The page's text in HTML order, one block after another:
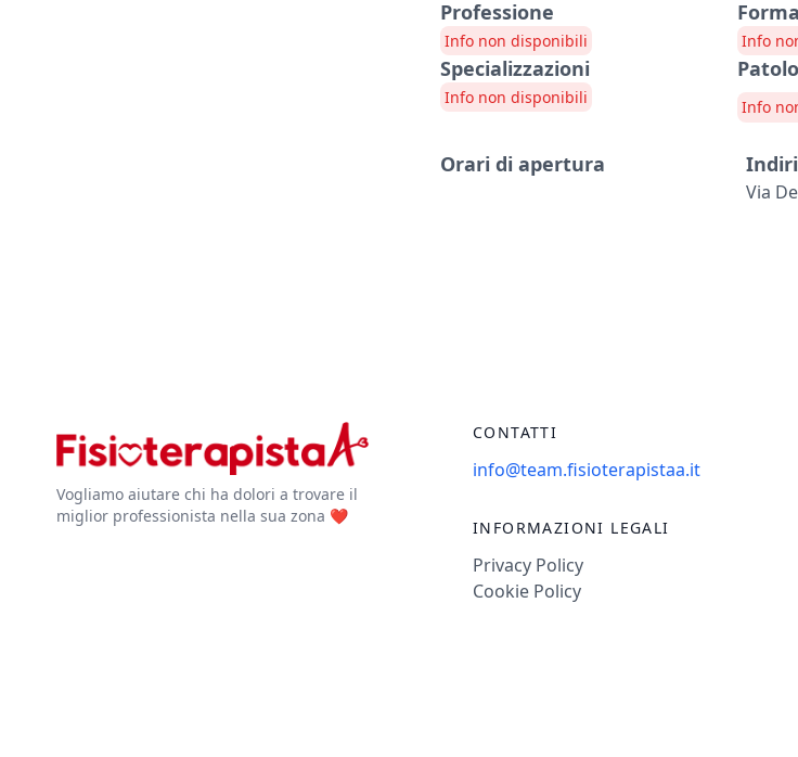
Professione
Info non disponibili
Specializzazioni
Info non disponibili
Info
Info
Orari di apertura
Via
Vogliamo aiutare chi ha dolori a trovare il
miglior professionista nella sua zona ❤️
CONTATTI
info@team.fisioterapistaa.it
INFORMAZIONI LEGALI
Privacy Policy
Cookie Policy